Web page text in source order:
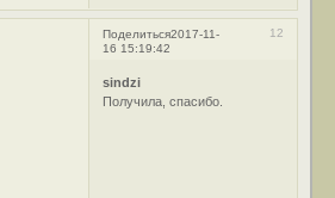
Поделиться 12
2017-11-
16 15:19:42
sindzi
Получила, спасибо.